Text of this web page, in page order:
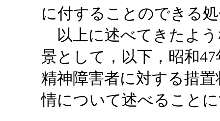
に付することのできる
以上に述べてきたよう
景として，以下，昭和
精神障害者に対する措
情について述べること